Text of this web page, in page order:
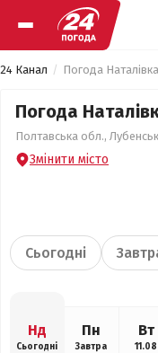
24 Канал Погода Наталівка
Погода
Полтавська обл.,
Змінити місто
Сьогодні
Нд
Сьогодні
Пн
Завтра
Вт
11.08